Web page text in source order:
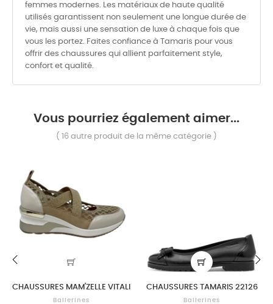
femmes modernes. Les matériaux de haute qualité
utilisés garantissent non seulement une longue durée de
vie, mais aussi une sensation de luxe à chaque fois que
vous les portez. Faites confiance à Tamaris pour vous
offrir des chaussures qui allient parfaitement style,
confort et qualité.
Vous pourriez également aimer...
( 16 autre produit de la même catégorie )
CHAUSSURES MAM'ZELLE VITALI
Ballerines
CHAUSSURES TAMARIS 22126
Ballerines
‹ ›